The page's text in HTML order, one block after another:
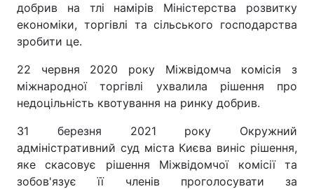
добрив на тлі намірів Міністерства розвитку
економіки, торгівлі та сільського господарства
зробити це.
22 червня 2020 року Міжвідомча комісія з
міжнародної торгівлі ухвалила рішення про
недоцільність квотування на ринку добрив.
31 березня 2021 року Окружний
адміністративний суд міста Києва виніс рішення,
яке скасовує рішення Міжвідомчої комісії та
зобов'язує її членів проголосувати за